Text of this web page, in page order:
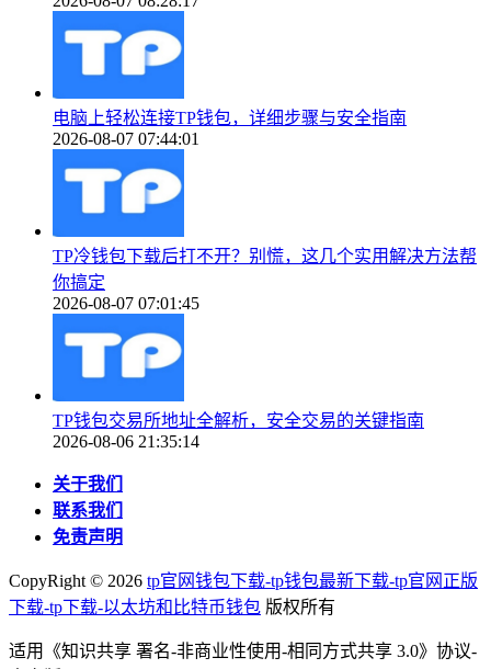
电脑上轻松连接TP钱包，详细步骤与安全指南
2026-08-07 07:44:01
TP冷钱包下载后打不开？别慌，这几个实用解决方法帮
你搞定
2026-08-07 07:01:45
TP钱包交易所地址全解析，安全交易的关键指南
2026-08-06 21:35:14
关于我们
联系我们
免责声明
CopyRight © 2026 tp官网钱包下载-tp钱包最新下载-tp官网正版
下载-tp下载-以太坊和比特币钱包 版权所有
适用《知识共享 署名-非商业性使用-相同方式共享 3.0》协议-